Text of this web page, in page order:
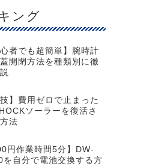
ング
心者でも超簡単】腕時計
開閉方法を種類別に徹
技】費用ゼロで止まった
ソーラーを復活さ
法
円作業時間5分】DW‐
を自分で電池交換する方